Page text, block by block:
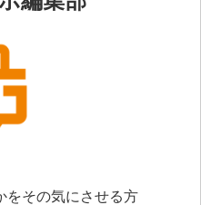
をその気にさせる方